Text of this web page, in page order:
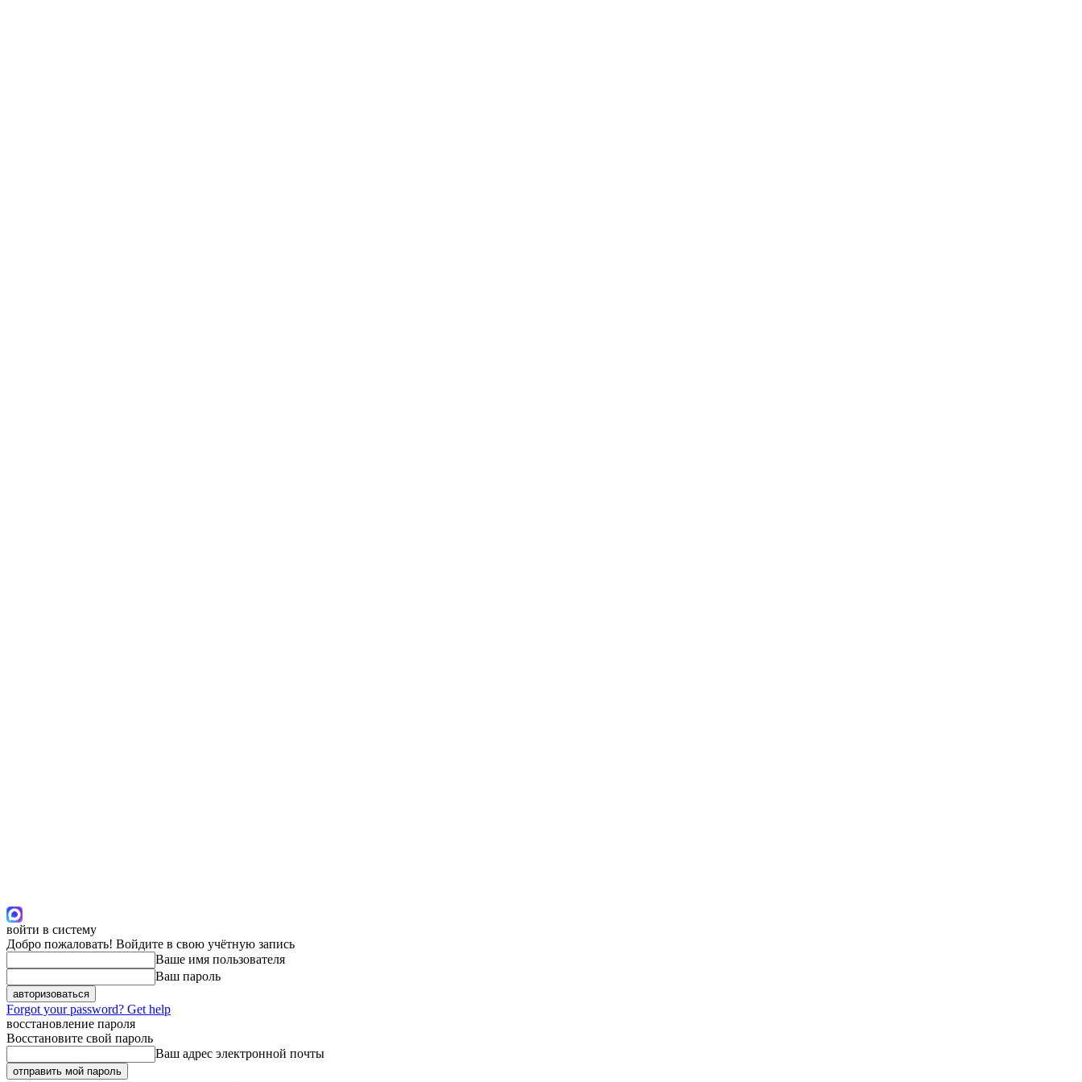
войти в систему
Добро пожаловать! Войдите в свою учётную запись
Ваше имя пользователя
Ваш пароль
Forgot your password? Get help
восстановление пароля
Восстановите свой пароль
Ваш адрес электронной почты